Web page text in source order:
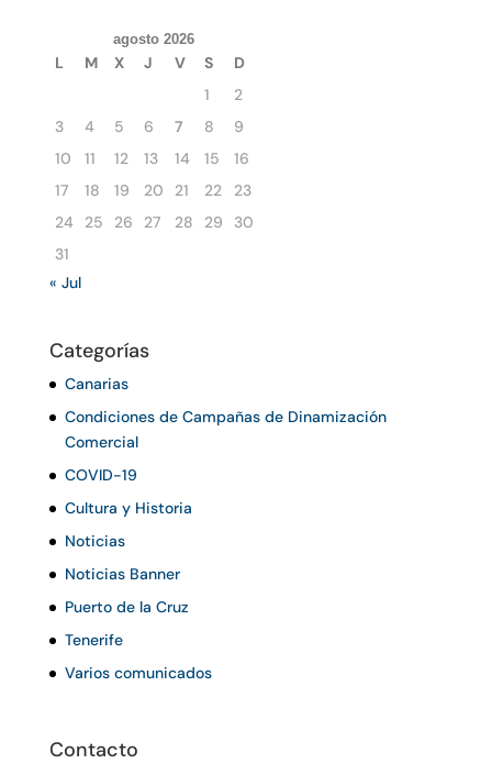
agosto 2026
L M X J V S
D
1
2
3
4 5 6 7 8
9
10
11 12 13 14 15
16
17
18 19 20 21 22
23
24
25 26 27 28 29
30
31
« Jul
Categorías
Canarias
Condiciones de Campañas de Dinamización
Comercial
COVID-19
Cultura y Historia
Noticias
Noticias Banner
Puerto de la Cruz
Tenerife
Varios comunicados
Contacto